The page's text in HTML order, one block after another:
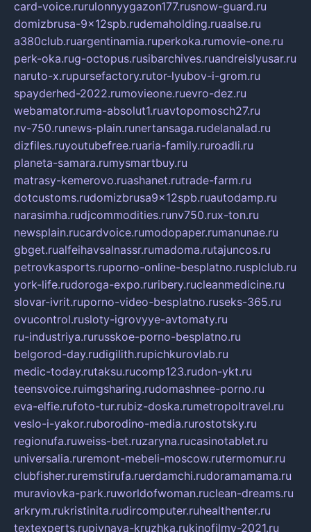
card-voice.rurulonnyygazon177.rusnow-guard.ru
domizbrusa-9x12spb.rudemaholding.ruaalse.ru
a380club.ruargentinamia.ruperkoka.rumovie-one.ru
perk-oka.rug-octopus.rusibarchives.ruandreislyusar.ru
naruto-x.rupursefactory.rutor-lyubov-i-grom.ru
spayderhed-2022.rumovieone.ruevro-dez.ru
webamator.ruma-absolut1.ruavtopomosch27.ru
nv-750.runews-plain.runertansaga.rudelanalad.ru
dizfiles.ruyoutubefree.ruaria-family.ruroadli.ru
planeta-samara.rumysmartbuy.ru
matrasy-kemerovo.ruashanet.rutrade-farm.ru
dotcustoms.rudomizbrusa9x12spb.ruautodamp.ru
narasimha.rudjcommodities.runv750.rux-ton.ru
newsplain.rucardvoice.rumodopaper.rumanunae.ru
gbget.rualfeihavsalnassr.rumadoma.rutajuncos.ru
petrovkasports.ruporno-online-besplatno.rusplclub.ru
york-life.rudoroga-expo.ruribery.rucleanmedicine.ru
slovar-ivrit.ruporno-video-besplatno.ruseks-365.ru
ovucontrol.rusloty-igrovyye-avtomaty.ru
ru-industriya.rurusskoe-porno-besplatno.ru
belgorod-day.rudigilith.rupichkurovlab.ru
medic-today.rutaksu.rucomp123.rudon-ykt.ru
teensvoice.ruimgsharing.rudomashnee-porno.ru
eva-elfie.rufoto-tur.rubiz-doska.rumetropoltravel.ru
veslo-i-yakor.ruborodino-media.rurostotsky.ru
regionufa.ruweiss-bet.ruzaryna.rucasinotablet.ru
universalia.ruremont-mebeli-moscow.rutermomur.ru
clubfisher.ruremstirufa.ruerdamchi.rudoramamama.ru
muraviovka-park.ruworldofwoman.ruclean-dreams.ru
arkrym.rukristinita.rudircomputer.ruhealthenter.ru
textexperts.rupivnaya-kruzhka.rukinofilmy-2021.ru